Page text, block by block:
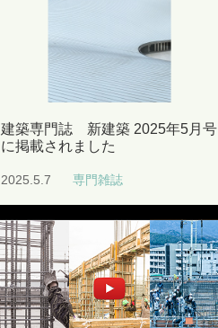
建築専門誌 新建築 2025年5月号
に掲載されました
2025.5.7 専門雑誌